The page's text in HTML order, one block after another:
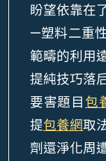
盼望依靠在
—塑料二重
範疇的利用
提純技巧落
要害題目包
提包養網取
劑還淨化周